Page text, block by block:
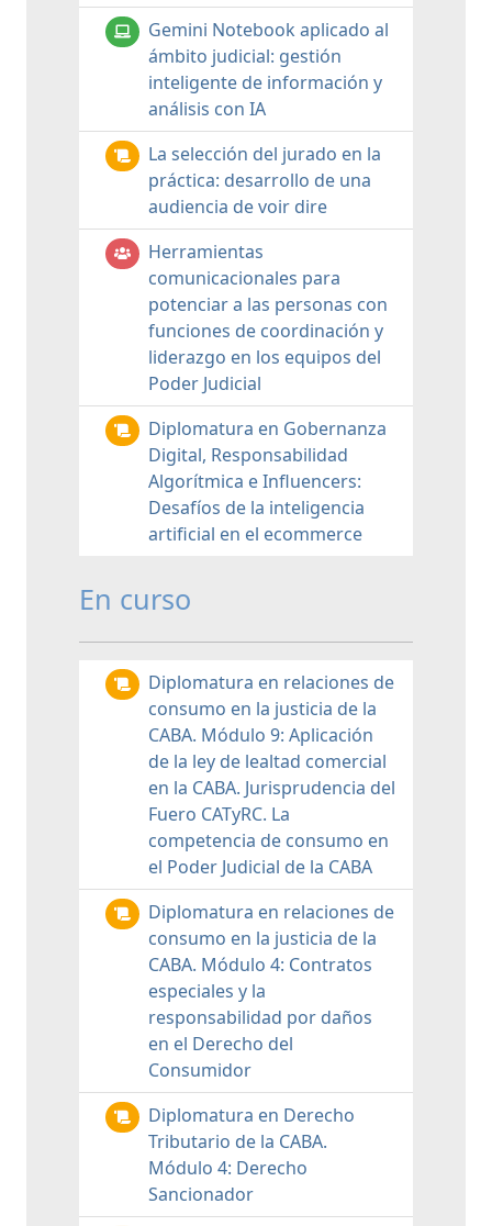
Gemini Notebook aplicado al
ámbito judicial: gestión
inteligente de información y
análisis con IA
La selección del jurado en la
práctica: desarrollo de una
audiencia de voir dire
Herramientas
comunicacionales para
potenciar a las personas con
funciones de coordinación y
liderazgo en los equipos del
Poder Judicial
Diplomatura en Gobernanza
Digital, Responsabilidad
Algorítmica e Influencers:
Desafíos de la inteligencia
artificial en el ecommerce
En curso
Diplomatura en relaciones de
consumo en la justicia de la
CABA. Módulo 9: Aplicación
de la ley de lealtad comercial
en la CABA. Jurisprudencia del
Fuero CATyRC. La
competencia de consumo en
el Poder Judicial de la CABA
Diplomatura en relaciones de
consumo en la justicia de la
CABA. Módulo 4: Contratos
especiales y la
responsabilidad por daños
en el Derecho del
Consumidor
Diplomatura en Derecho
Tributario de la CABA.
Módulo 4: Derecho
Sancionador